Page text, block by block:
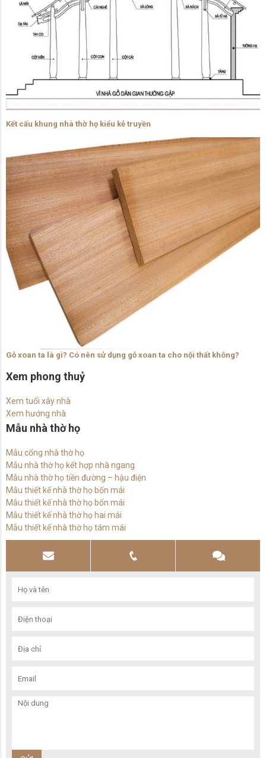
Kết cấu khung nhà thờ họ kiểu kẻ truyền
Gỗ xoan ta là gì? Có nên sử dụng gỗ xoan ta cho nội thất không?
Xem phong thuỷ
Xem tuổi xây nhà
Xem hướng nhà
Mẫu nhà thờ họ
Mẫu cổng nhà thờ họ
Mẫu nhà thờ họ kết hợp nhà ngang
Mẫu nhà thờ họ tiền đường – hậu điện
Mẫu thiết kế nhà thờ họ bốn mái
Mẫu thiết kế nhà thờ họ bốn mái
Mẫu thiết kế nhà thờ họ hai mái
Mẫu thiết kế nhà thờ họ tám mái